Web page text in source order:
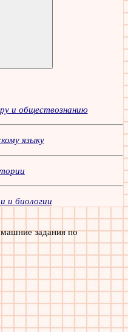
и обществознанию
языку
и биологии
задания по